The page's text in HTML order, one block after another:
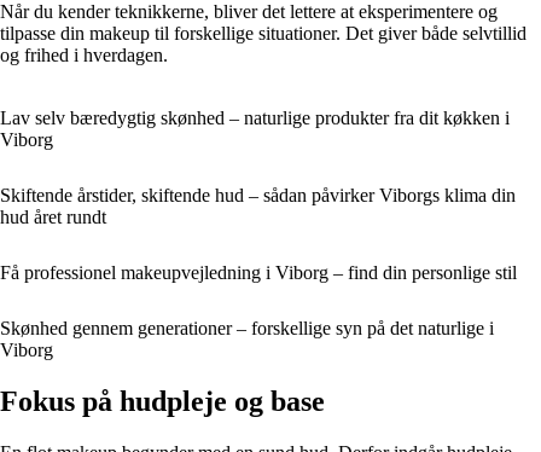
Når du kender teknikkerne, bliver det lettere at eksperimentere og
tilpasse din makeup til forskellige situationer. Det giver både selvtillid
og frihed i hverdagen.
Lav selv bæredygtig skønhed – naturlige produkter fra dit køkken i
Viborg
Skiftende årstider, skiftende hud – sådan påvirker Viborgs klima din
hud året rundt
Få professionel makeupvejledning i Viborg – find din personlige stil
Skønhed gennem generationer – forskellige syn på det naturlige i
Viborg
Fokus på hudpleje og base